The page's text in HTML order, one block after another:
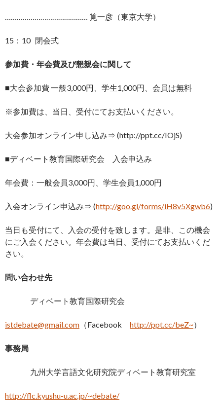
…………………………………… 筧一彦（東京大学）
15：10 閉会式
参加費・年会費及び懇親会に関して
■大会参加費 一般3,000円、学生1,000円、会員は無料
※参加費は、当日、受付にてお支払いください。
大会参加オンライン申し込み⇒ (http://ppt.cc/IOjS)
■ディベート教育国際研究会 入会申込み
年会費：一般会員3,000円、学生会員1,000円
入会オンライン申込み⇒ (http://goo.gl/forms/iH8v5Xgwb6)
当日も受付にて、入会の受付を致します。是非、この機会
にご入会ください。年会費は当日、受付にてお支払いくだ
さい。
問い合わせ先
ディベート教育国際研究会
istdebate@gmail.com （Facebook http://ppt.cc/beZ~）
事務局
九州大学言語文化研究院ディベート教育研究室
http://flc.kyushu-u.ac.jp/~debate/